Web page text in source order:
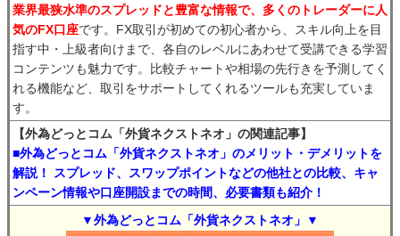
業界最狭水準のスプレッドと豊富な情報で、多くのトレーダーに人
気のFX口座です。FX取引が初めての初心者から、スキル向上を目
指す中・上級者向けまで、各自のレベルにあわせて受講できる学習
コンテンツも魅力です。比較チャートや相場の先行きを予測してく
れる機能など、取引をサポートしてくれるツールも充実していま
す。
【外為どっとコム「外貨ネクストネオ」の関連記事】
■外為どっとコム「外貨ネクストネオ」のメリット・デメリットを
解説！ スプレッド、スワップポイントなどの他社との比較、キャ
ンペーン情報や口座開設までの時間、必要書類も紹介！
▼外為どっとコム「外貨ネクストネオ」▼